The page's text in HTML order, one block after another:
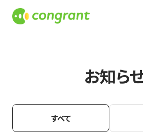
お知ら
すべて